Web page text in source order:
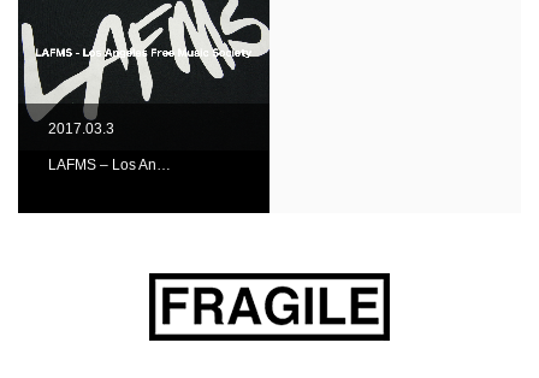
2017.03.3
LAFMS – Los An…